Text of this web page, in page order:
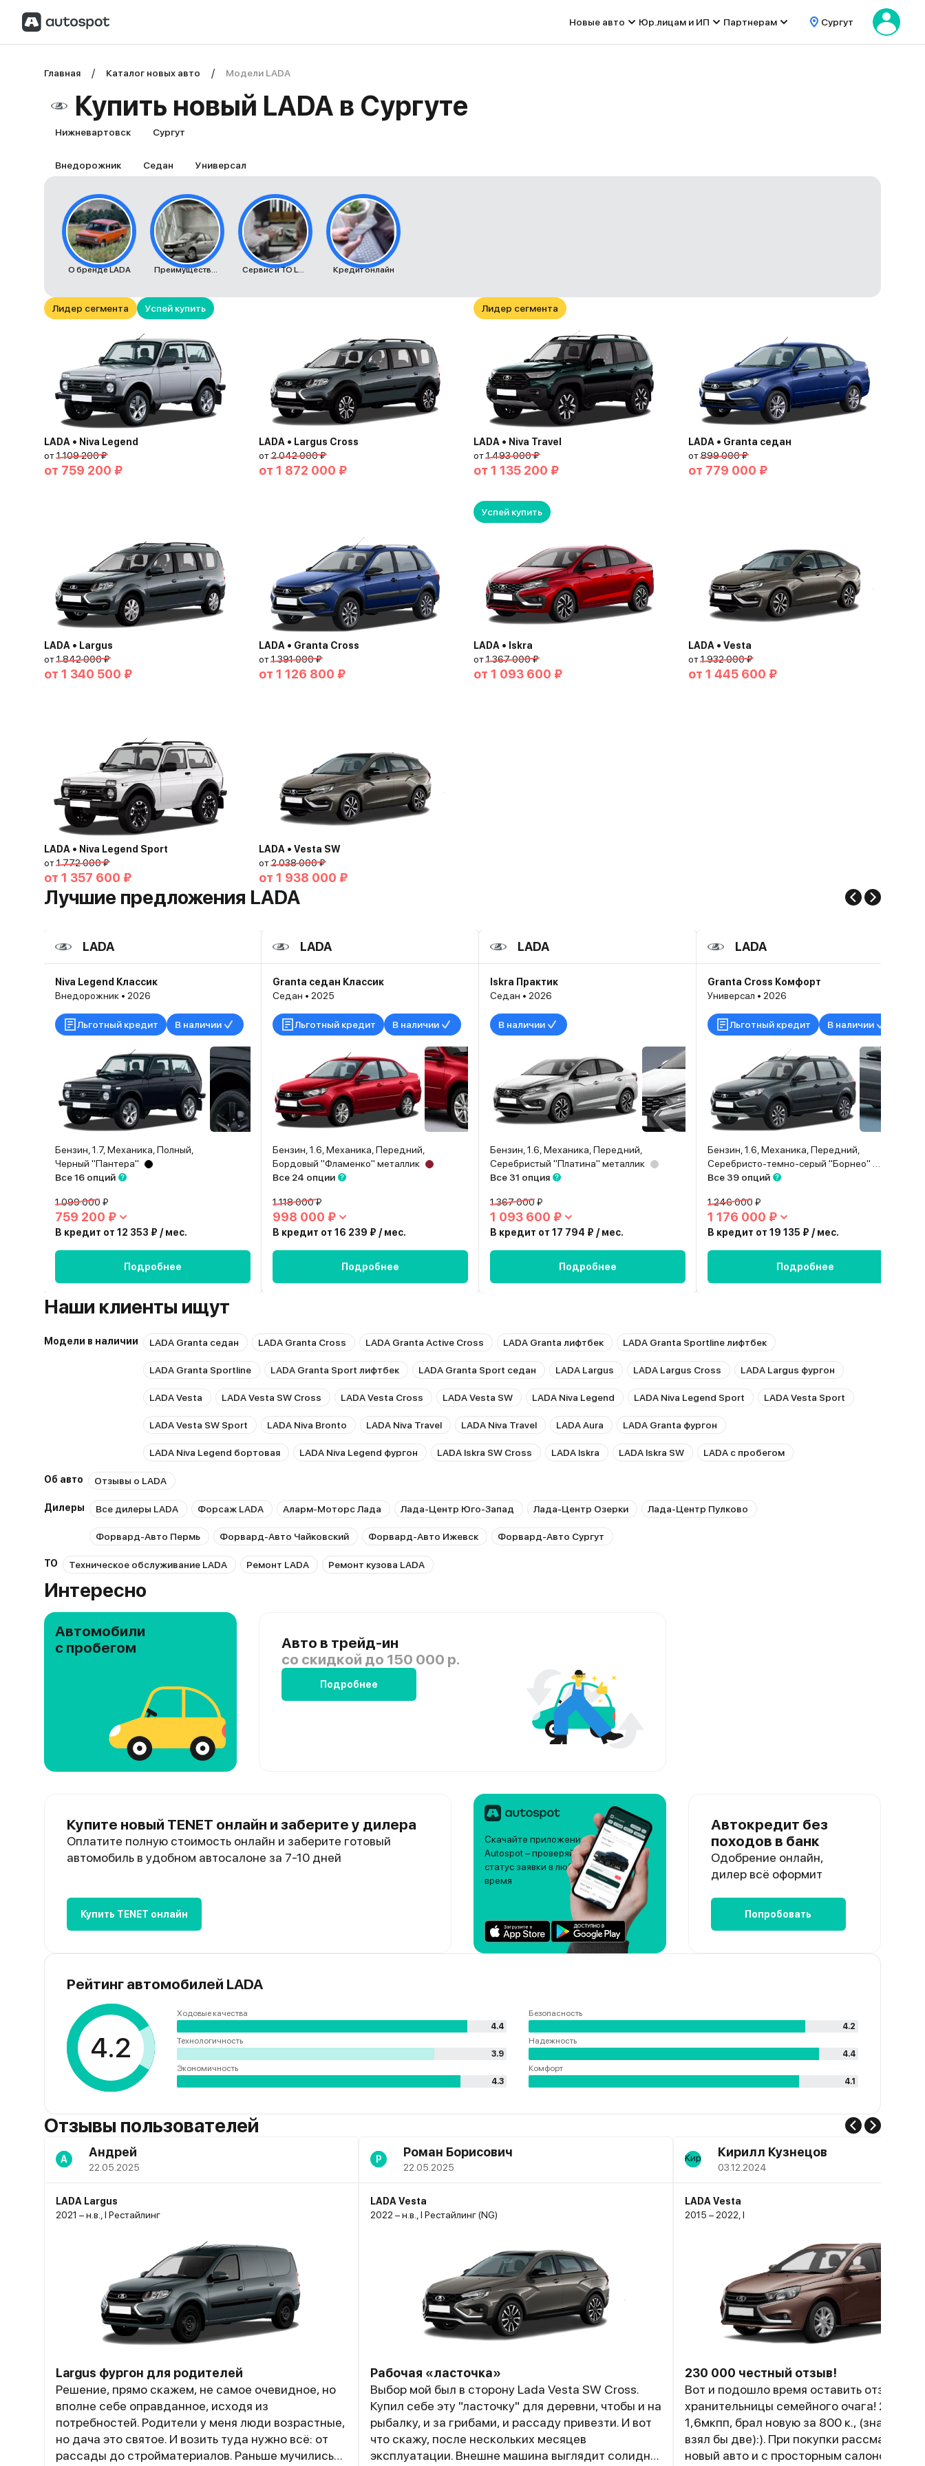
Новые авто Юр.лицам и ИП Партнерам Сургут
Главная Каталог новых авто Модели LADA
Купить новый LADA в Сургуте
Нижневартовск Сургут
Внедорожник Седан Универсал
О бренде LADA Преимущества автомобилей LADA Сервис и ТО LADA Кредит онлайн
Лидер сегмента Успей купить
LADA • Niva Legend
от1 109 200 ₽
от 759 200 ₽
LADA • Largus Cross
от2 042 000 ₽
от 1 872 000 ₽
Лидер сегмента
LADA • Niva Travel
от1 493 000 ₽
от 1 135 200 ₽
LADA • Granta седан
от899 000 ₽
от 779 000 ₽
LADA • Largus
от1 842 000 ₽
от 1 340 500 ₽
LADA • Granta Cross
от1 391 000 ₽
от 1 126 800 ₽
Успей купить
LADA • Iskra
от1 367 000 ₽
от 1 093 600 ₽
LADA • Vesta
от1 932 000 ₽
от 1 445 600 ₽
LADA • Niva Legend Sport
от1 772 000 ₽
от 1 357 600 ₽
LADA • Vesta SW
от2 038 000 ₽
от 1 938 000 ₽
Лучшие предложения LADA
LADA
Niva Legend Классик
Внедорожник • 2026
Льготный кредит В наличии
Бензин, 1.7, Механика, Полный,
Черный "Пантера"
Все 16 опций
1 099 000 ₽
759 200 ₽
В кредит от 12 353 ₽ / мес.
Подробнее
LADA
Granta седан Классик
Седан • 2025
Льготный кредит В наличии
Бензин, 1.6, Механика, Передний,
Бордовый "Фламенко" металлик
Все 24 опции
1 118 000 ₽
998 000 ₽
В кредит от 16 239 ₽ / мес.
Подробнее
LADA
Iskra Практик
Седан • 2026
В наличии
Бензин, 1.6, Механика, Передний,
Серебристый "Платина" металлик
Все 31 опция
1 367 000 ₽
1 093 600 ₽
В кредит от 17 794 ₽ / мес.
Подробнее
LADA
Granta Cross Комфорт
Универсал • 2026
Льготный кредит В наличии
Бензин, 1.6, Механика, Передний,
Все 39 опций
1 246 000 ₽
1 176 000 ₽
В кредит от 19 135 ₽ / мес.
Подробнее
Наши клиенты ищут
Модели в наличии LADA Granta седан LADA Granta Cross LADA Granta Active Cross LADA Granta лифтбек LADA Granta Sportline лифтбек
LADA Granta Sportline LADA Granta Sport лифтбек LADA Granta Sport седан LADA Largus LADA Largus Cross LADA Largus фургон
LADA Vesta LADA Vesta SW Cross LADA Vesta Cross LADA Vesta SW LADA Niva Legend LADA Niva Legend Sport LADA Vesta Sport
LADA Vesta SW Sport LADA Niva Bronto LADA Niva Travel LADA Niva Travel LADA Aura LADA Granta фургон
LADA Niva Legend бортовая LADA Niva Legend фургон LADA Iskra SW Cross LADA Iskra LADA Iskra SW LADA с пробегом
Об авто Отзывы о LADA
Дилеры Все дилеры LADA Форсаж LADA Аларм-Моторс Лада Лада-Центр Юго-Запад Лада-Центр Озерки Лада-Центр Пулково
Форвард-Авто Пермь Форвард-Авто Чайковский Форвард-Авто Ижевск Форвард-Авто Сургут
ТО Техническое обслуживание LADA Ремонт LADA Ремонт кузова LADA
Интересно
Автомобили
с пробегом
Авто в трейд-ин
со скидкой до 150 000 р.
Подробнее
Купите новый TENET онлайн и заберите у дилера
Оплатите полную стоимость онлайн и заберите готовый
автомобиль в удобном автосалоне за 7-10 дней
Купить TENET онлайн
Скачайте приложение
Autospot – проверяйте
статус заявки в любое
время
Автокредит без
походов в банк
Одобрение онлайн,
дилер всё оформит
Попробовать
Рейтинг автомобилей LADA
4.2
Ходовые качества
4.4
Технологичность
3.9
Экономичность
4.3
Безопасность
4.2
Надежность
4.4
Комфорт
4.1
Отзывы пользователей
А Андрей
22.05.2025
LADA Largus
2021 – н.в., I Рестайлинг
Largus фургон для родителей
Решение, прямо скажем, не самое очевидное, но
вполне себе оправданное, исходя из
потребностей. Родители у меня люди возрастные,
но дача это святое. И возить туда нужно всё: от
рассады до стройматериалов. Раньше мучились
Р Роман Борисович
22.05.2025
LADA Vesta
2022 – н.в., I Рестайлинг (NG)
Рабочая «ласточка»
Выбор мой был в сторону Lada Vesta SW Cross.
Купил себе эту "ласточку" для деревни, чтобы и на
рыбалку, и за грибами, и рассаду привезти. И вот
что скажу, после нескольких месяцев
эксплуатации. Внешне машина выглядит солидно,
Кирилл Кузнецов
03.12.2024
LADA Vesta
2015 – 2022, I
230 000 честный отзыв!
Вот и подошло время оставить отзыв о
хранительницы семейного очага! 2018
1,6мкпп, брал новую за 800 к., (знать бы
взял бы две):). При покупки
новый авто и с просторным салоном.